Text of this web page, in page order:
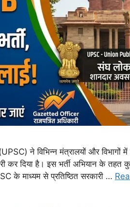
ने विभिन्न मंत्रालयों और विभागों
कर दिया है। इस भर्ती अभियान के तहत
के माध्यम से प्रतिष्ठित सरकारी …